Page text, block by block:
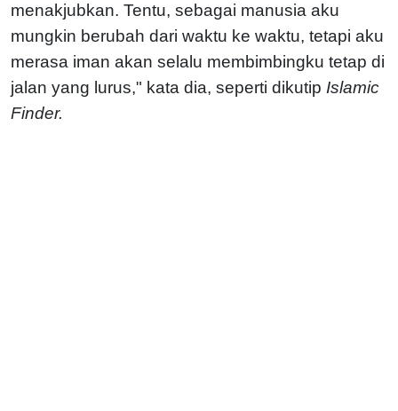
menakjubkan. Tentu, sebagai manusia aku
mungkin berubah dari waktu ke waktu, tetapi aku
merasa iman akan selalu membimbingku tetap di
jalan yang lurus," kata dia, seperti dikutip Islamic
Finder.